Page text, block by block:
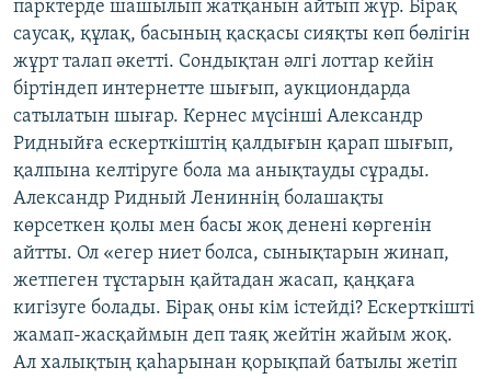
парктерде шашылып жатқанын айтып жүр. Бірақ
саусақ, құлақ, басының қасқасы сияқты көп бөлігін
жұрт талап әкетті. Сондықтан әлгі лоттар кейін
біртіндеп интернетте шығып, аукциондарда
сатылатын шығар. Кернес мүсінші Александр
Ридныйға ескерткіштің қалдығын қарап шығып,
қалпына келтіруге бола ма анықтауды сұрады.
Александр Ридный Лениннің болашақты
көрсеткен қолы мен басы жоқ денені көргенін
айтты. Ол «егер ниет болса, сынықтарын жинап,
жетпеген тұстарын қайтадан жасап, қаңқаға
кигізуге болады. Бірақ оны кім істейді? Ескерткішті
жамап-жасқаймын деп таяқ жейтін жайым жоқ.
Ал халықтың қаһарынан қорықпай батылы жетіп